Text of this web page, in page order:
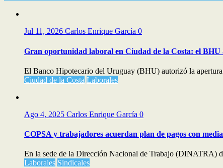
Jul 11, 2026 Carlos Enrique García 0
Gran oportunidad laboral en Ciudad de la Costa: el
El Banco Hipotecario del Uruguay (BHU) autorizó la
Ciudad de la Costa Laborales
Ago 4, 2025 Carlos Enrique García 0
COPSA y trabajadores acuerdan plan de pagos con
En la sede de la Dirección Nacional de Trabajo (DINATRA)
Laborales Sindicales